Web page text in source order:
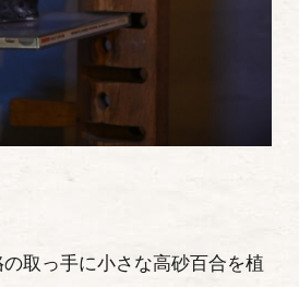
取っ手に小さな高砂百合を植